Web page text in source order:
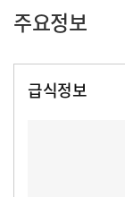
주요정보
급식정보